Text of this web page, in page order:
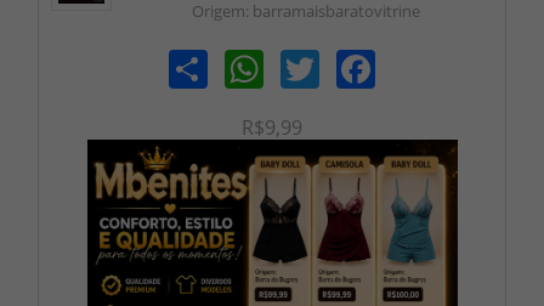
Origem: barramaisbaratovitrine
Share WhatsAppTwitter Facebook
R$9,99